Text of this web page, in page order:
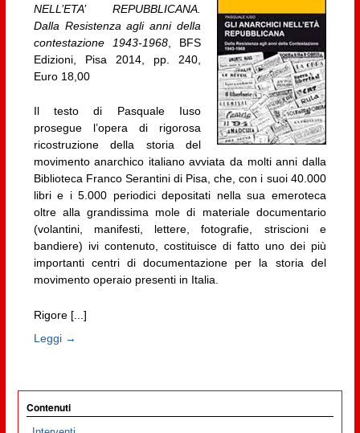
NELL’ETA’ REPUBBLICANA.
Dalla Resistenza agli anni della
contestazione 1943-1968, BFS
Edizioni, Pisa 2014, pp. 240,
Euro 18,00
Il testo di Pasquale Iuso
prosegue l’opera di rigorosa
ricostruzione della storia del
movimento anarchico italiano avviata da molti anni dalla
Biblioteca Franco Serantini di Pisa, che, con i suoi 40.000
libri e i 5.000 periodici depositati nella sua emeroteca
oltre alla grandissima mole di materiale documentario
(volantini, manifesti, lettere, fotografie, striscioni e
bandiere) ivi contenuto, costituisce di fatto uno dei più
importanti centri di documentazione per la storia del
movimento operaio presenti in Italia.
Rigore [...]
Leggi →
Contenuti